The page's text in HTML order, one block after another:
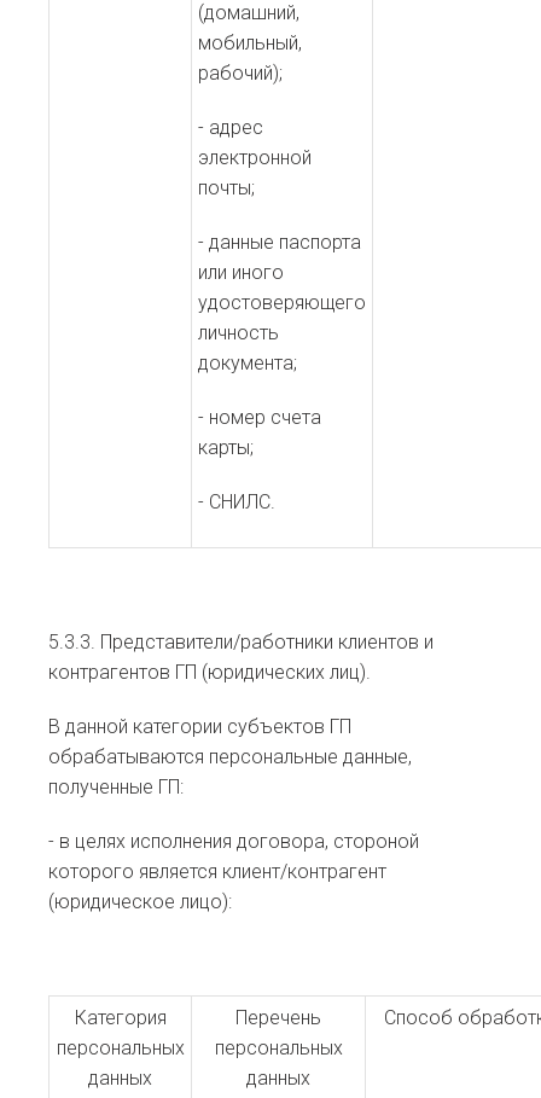
(домашний,
мобильный,
рабочий);
- адрес
электронной
почты;
- данные паспорта
или иного
удостоверяющего
личность
документа;
- номер счета
карты;
- СНИЛС.
5.3.3. Представители/работники клиентов и
контрагентов ГП (юридических лиц).
В данной категории субъектов ГП
обрабатываются персональные данные,
полученные ГП:
- в целях исполнения договора, стороной
которого является клиент/контрагент
(юридическое лицо):
Категория
персональных
данных
Перечень
персональных
данных
Способ